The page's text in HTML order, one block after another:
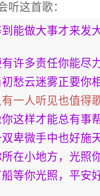
听这首歌：
能做大事才来发
有许多责任你能尽
愁云迷雾正要你
一人听见也值得
这样才能总有事
卑微手中也好施
在小地方，光照
等你光照，平安